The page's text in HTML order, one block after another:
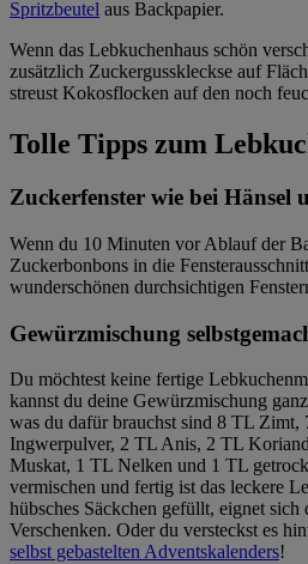
Spritzbeutel aus Backpapier.
Wenn das Lebkuchenhaus schön
zusätzlich Zuckergusskleckse auf
streust Kokosflocken auf den noch
Tolle Tipps zum
Zuckerfenster wie bei Hänsel
Wenn du 10 Minuten vor Ablauf der
Zuckerbonbons in die
wunderschönen durchsichtigen
Gewürzmischung
Du möchtest keine fertige
kannst du deine Gewürzmischung
was du dafür brauchst sind 8 TL
Ingwerpulver, 2 TL Anis, 2 TL
Muskat, 1 TL Nelken und 1 TL
vermischen und fertig ist das leckere
hübsches Säckchen gefüllt, eignet sich
Verschenken. Oder du versteckst es
selbst gebastelten Adventskalenders!